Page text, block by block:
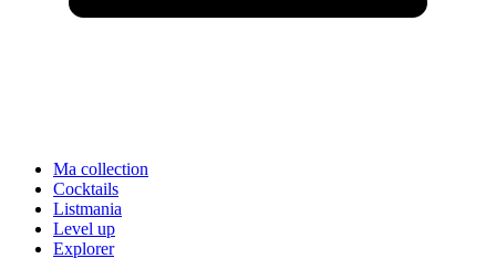
Ma collection
Cocktails
Listmania
Level up
Explorer